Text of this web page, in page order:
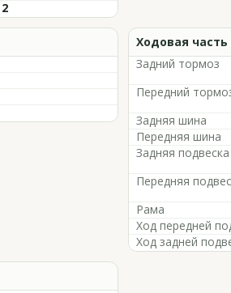
Ходовая
Задний тормоз
Передний
Задняя шина
Передняя шина
Задняя подвеска
Передняя
Рама
Ход передней
Ход задней